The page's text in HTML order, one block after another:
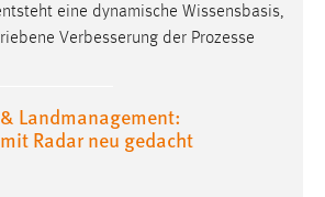
eine dynamische Wissensbasis,
Verbesserung der Prozesse
Landmanagement:
Radar neu gedacht
erfassen Informationen anonym.
helfen uns zu verstehen, wie
unsere Website nutzen.